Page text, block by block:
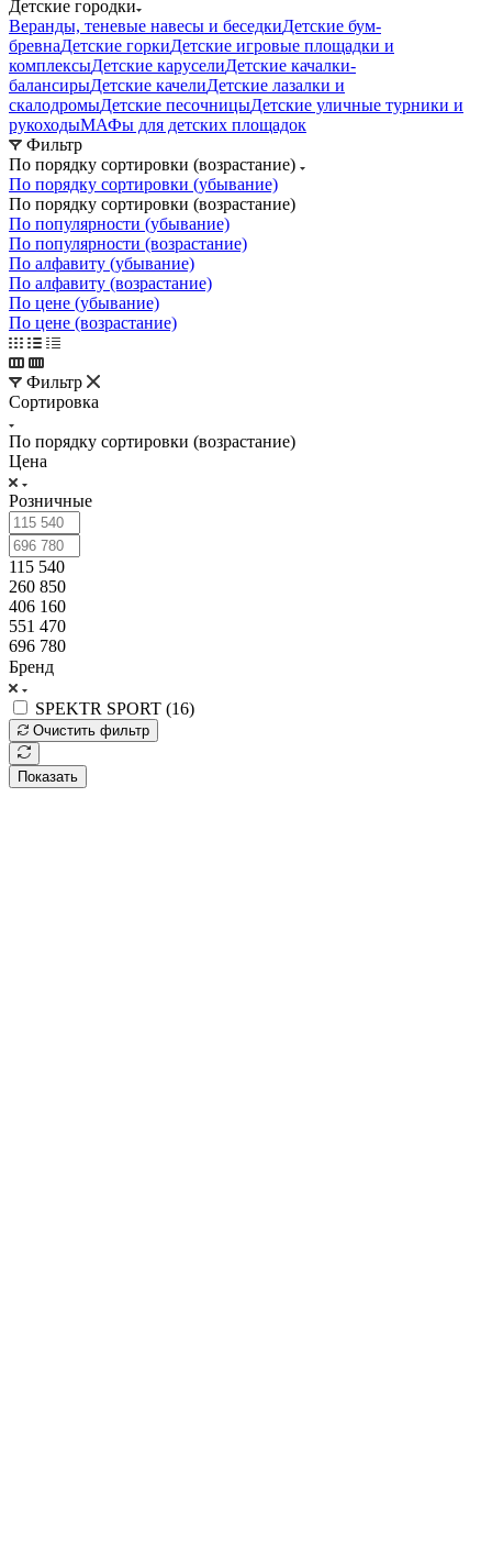
Детские городки
Веранды, теневые навесы и беседкиДетские бум-
бревнаДетские горкиДетские игровые площадки и
комплексыДетские каруселиДетские качалки-
балансирыДетские качелиДетские лазалки и
скалодромыДетские песочницыДетские уличные турники и
рукоходыМАФы для детских площадок
Фильтр
По порядку сортировки (возрастание)
По порядку сортировки (убывание)
По порядку сортировки (возрастание)
По популярности (убывание)
По популярности (возрастание)
По алфавиту (убывание)
По алфавиту (возрастание)
По цене (убывание)
По цене (возрастание)
Фильтр
Сортировка
По порядку сортировки (возрастание)
Цена
Розничные
115 540
260 850
406 160
551 470
696 780
Бренд
SPEKTR SPORT (16)
Очистить фильтр
Показать